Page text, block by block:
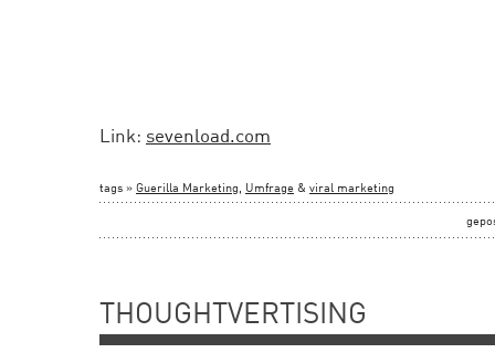
Link: sevenload.com
tags » Guerilla Marketing Umfrage & viral marketing
THOUGHTVERTISING